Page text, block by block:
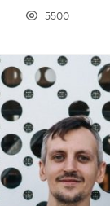
5500